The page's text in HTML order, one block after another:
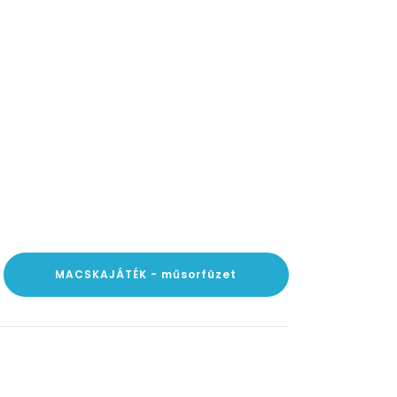
MACSKAJÁTÉK - műsorfüzet